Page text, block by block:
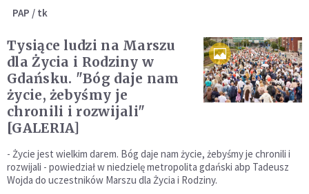
PAP / tk
Tysiące ludzi na Marszu
dla Życia i Rodziny w
Gdańsku. "Bóg daje nam
życie, żebyśmy je
chronili i rozwijali"
[GALERIA]
- Życie jest wielkim darem. Bóg daje nam życie, żebyśmy je chronili i
rozwijali - powiedział w niedzielę metropolita gdański abp Tadeusz
Wojda do uczestników Marszu dla Życia i Rodziny.